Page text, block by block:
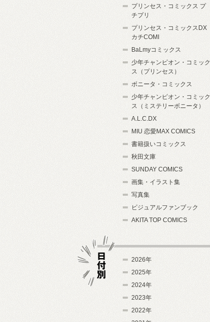
プリンセス・コミックス プ
チプリ
プリンセス・コミックスDX
カチCOMI
BaLmyコミックス
少年チャンピオン・コミック
ス（プリンセス）
ボニータ・コミックス
少年チャンピオン・コミック
ス（ミステリーボニータ）
A.L.C.DX
MIU 恋愛MAX COMICS
書籍扱いコミックス
秋田文庫
SUNDAY COMICS
画集・イラスト集
写真集
ビジュアルファンブック
AKITA TOP COMICS
2026年
2025年
2024年
2023年
2022年